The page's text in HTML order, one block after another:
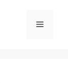
Menü